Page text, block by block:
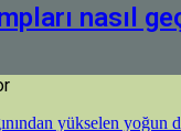
nasıl